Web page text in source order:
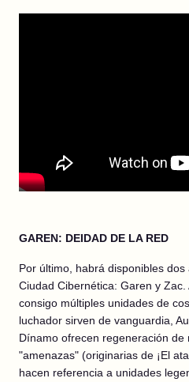
GAREN: DEIDAD DE LA RED
Por último, habrá disponibles
Ciudad Cibernética: Garen y
consigo múltiples unidades de
luchador sirven de vanguardia,
Dínamo ofrecen regeneración de
"amenazas" (originarias de ¡El
hacen referencia a unidades